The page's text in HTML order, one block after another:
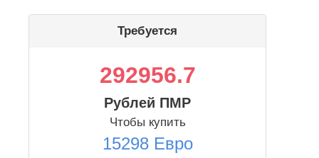
Требуется
292956.7
Рублей ПМР
Чтобы купить
15298 Евро